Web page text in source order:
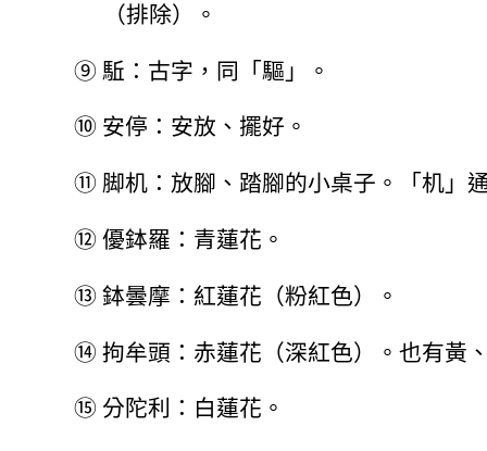
（排除）。
⑨ 駈：古字，同「驅」。
⑩ 安停：安放、擺好。
⑪ 脚机：放腳、踏腳的小桌子。「机」
⑫ 優鉢羅：青蓮花。
⑬ 鉢曇摩：紅蓮花（粉紅色）。
⑭ 拘牟頭：赤蓮花（深紅色）。也有黃
⑮ 分陀利：白蓮花。